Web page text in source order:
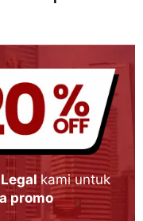
kami untuk
promo